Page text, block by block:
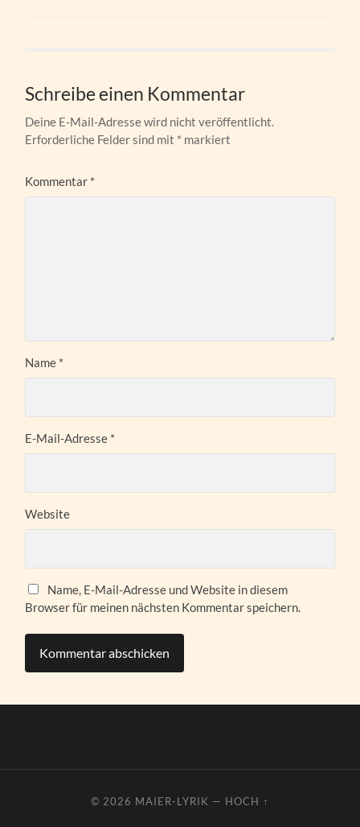
Schreibe einen Kommentar
Deine E-Mail-Adresse wird nicht veröffentlicht.
Erforderliche Felder sind mit * markiert
Kommentar *
Name *
E-Mail-Adresse *
Website
Name, E-Mail-Adresse und Website in diesem
Browser für meinen nächsten Kommentar speichern.
© 2026 MAIER-LYRIK — HOCH ↑